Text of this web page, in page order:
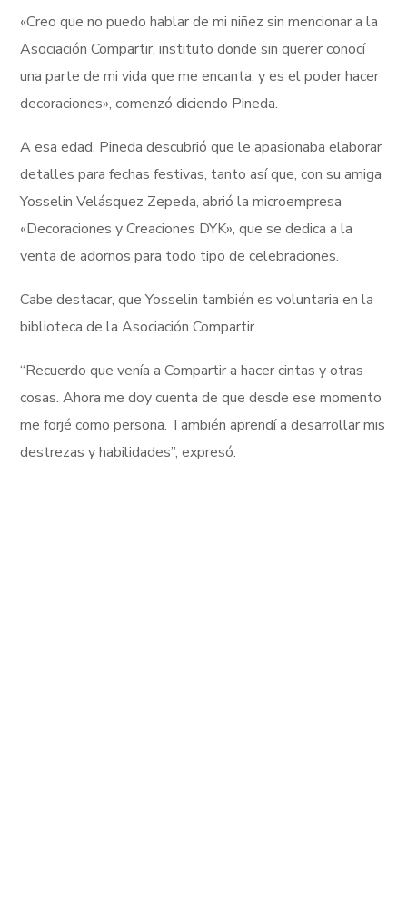
«Creo que no puedo hablar de mi niñez sin mencionar a la
Asociación Compartir, instituto donde sin querer conocí
una parte de mi vida que me encanta, y es el poder hacer
decoraciones», comenzó diciendo Pineda.
A esa edad, Pineda descubrió que le apasionaba elaborar
detalles para fechas festivas, tanto así que, con su amiga
Yosselin Velásquez Zepeda, abrió la microempresa
«Decoraciones y Creaciones DYK», que se dedica a la
venta de adornos para todo tipo de celebraciones.
Cabe destacar, que Yosselin también es voluntaria en la
biblioteca de la Asociación Compartir.
“Recuerdo que venía a Compartir a hacer cintas y otras
cosas. Ahora me doy cuenta de que desde ese momento
me forjé como persona. También aprendí a desarrollar mis
destrezas y habilidades”, expresó.